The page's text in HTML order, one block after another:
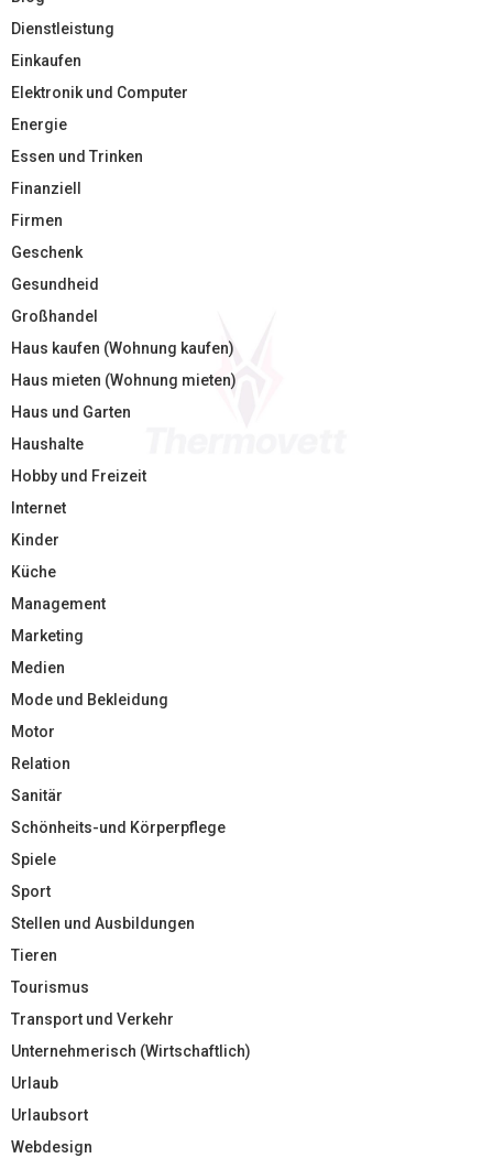
Dienstleistung
Einkaufen
Elektronik und Computer
Energie
Essen und Trinken
Finanziell
Firmen
Geschenk
Gesundheid
Großhandel
Haus kaufen (Wohnung kaufen)
Haus mieten (Wohnung mieten)
Haus und Garten
Haushalte
Hobby und Freizeit
Internet
Kinder
Küche
Management
Marketing
Medien
Mode und Bekleidung
Motor
Relation
Sanitär
Schönheits-und Körperpflege
Spiele
Sport
Stellen und Ausbildungen
Tieren
Tourismus
Transport und Verkehr
Unternehmerisch (Wirtschaftlich)
Urlaub
Urlaubsort
Webdesign